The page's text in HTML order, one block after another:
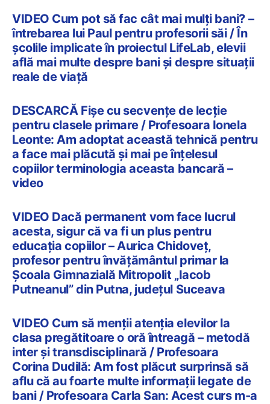
VIDEO Cum pot să fac cât mai mulți bani? –
întrebarea lui Paul pentru profesorii săi / În
școlile implicate în proiectul LifeLab, elevii
află mai multe despre bani și despre situații
reale de viață
DESCARCĂ Fișe cu secvențe de lecție
pentru clasele primare / Profesoara Ionela
Leonte: Am adoptat această tehnică pentru
a face mai plăcută și mai pe înțelesul
copiilor terminologia aceasta bancară –
video
VIDEO Dacă permanent vom face lucrul
acesta, sigur că va fi un plus pentru
educația copiilor – Aurica Chidoveț,
profesor pentru învățământul primar la
Școala Gimnazială Mitropolit „Iacob
Putneanul” din Putna, județul Suceava
VIDEO Cum să menții atenția elevilor la
clasa pregătitoare o oră întreagă – metodă
inter și transdisciplinară / Profesoara
Corina Dudilă: Am fost plăcut surprinsă să
aflu că au foarte multe informații legate de
bani / Profesoara Carla San: Acest curs m-a